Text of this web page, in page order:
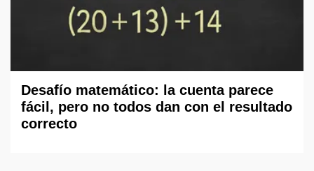
Desafío matemático: la cuenta parece
fácil, pero no todos dan con el resultado
correcto